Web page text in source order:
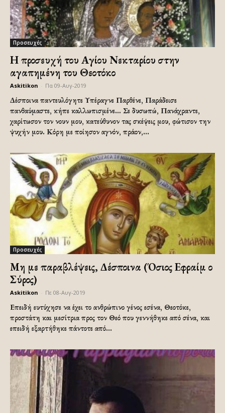
Προσευχές
Η προσευχή του Αγίου Νεκταρίου στην
αγαπημένη του Θεοτόκο
Askitikon Πα 09-Αυγ-2019
Δέσποινα παντευλόγητε Υπέραγνε Παρθένε, Παράδεισε
πανθαύμαστε, κήπε καλλωπισμένε… Σε δυσωπώ, Πανάχραντε,
χαρίτωσον τον νουν μου, κατεύθυνον τας σκέψεις μου, φώτισον την
ψυχήν μου. Κόρη με ποίησον αγνόν, πράον,...
Προσευχές
Μη με παραβλέψεις, Δέσποινα (Όσιος Εφραίμ ο
Σύρος)
Askitikon Πε 08-Αυγ-2019
Επειδή ευτύχησε να έχει το ανθρώπινο γένος εσένα, Θεοτόκε,
προστάτη και μεσίτρια προς τον Θεό που γεννήθηκε από σένα, και
επειδή εξαρτήθηκε πάντοτε από...